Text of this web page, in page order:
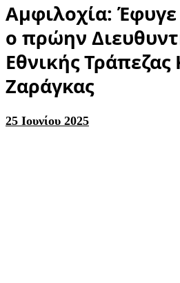
Αμφιλοχία:
ο πρώην
Εθνικής
Ζαράγκας
25 Ιουνίου 2025